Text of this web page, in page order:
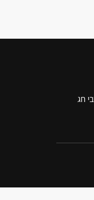
ו׳ וערבי חג